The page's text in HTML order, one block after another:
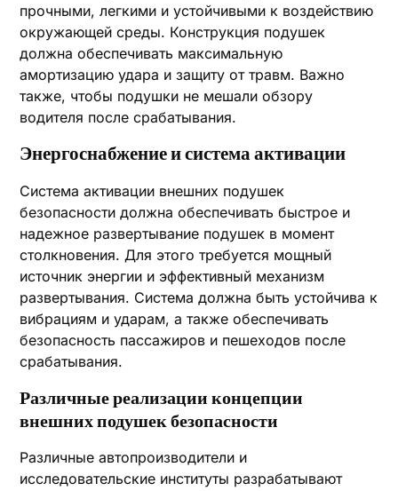
прочными, легкими и устойчивыми к воздействию
окружающей среды. Конструкция подушек
должна обеспечивать максимальную
амортизацию удара и защиту от травм. Важно
также, чтобы подушки не мешали обзору
водителя после срабатывания.
Энергоснабжение и система активации
Система активации внешних подушек
безопасности должна обеспечивать быстрое и
надежное развертывание подушек в момент
столкновения. Для этого требуется мощный
источник энергии и эффективный механизм
развертывания. Система должна быть устойчива к
вибрациям и ударам, а также обеспечивать
безопасность пассажиров и пешеходов после
срабатывания.
Различные реализации концепции
внешних подушек безопасности
Различные автопроизводители и
исследовательские институты разрабатывают